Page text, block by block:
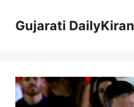
contentGujarati DailyKiran